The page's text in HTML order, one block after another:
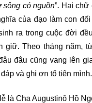
sông có nguồn”. Hai chữ
của đạo làm con
ra trong cuộc đời
giữ. Theo tháng năm,
đâu cũng vang lên
và ghi ơn tổ tiên mình.
là Cha Augustinô Hồ